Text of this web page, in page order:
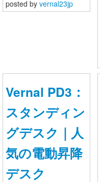
posted by vernal23jp
Vernal PD3：
スタンディン
グデスク｜人
気の電動昇降
デスク